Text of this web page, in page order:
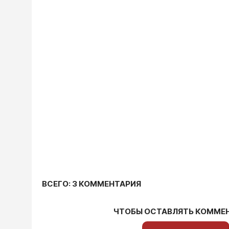
ВСЕГО: 3 КОММЕНТАРИЯ
ЧТОБЫ ОСТАВЛЯТЬ